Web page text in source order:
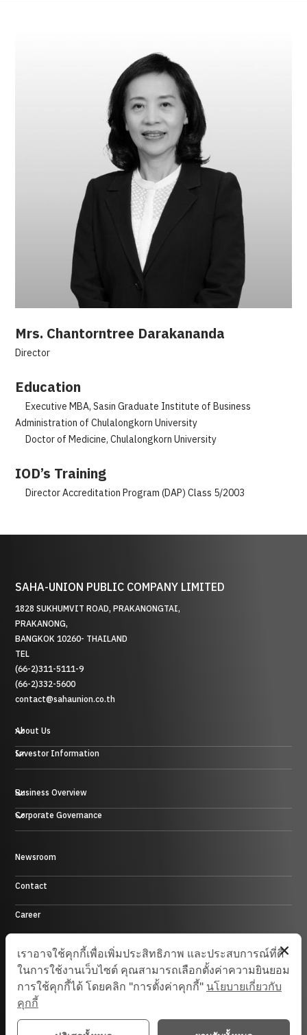
Mrs. Chantorntree Darakananda
Director
Education
Executive MBA, Sasin Graduate Institute of Business
Administration of Chulalongkorn University
Doctor of Medicine, Chulalongkorn University
IOD’s Training
Director Accreditation Program (DAP) Class 5/2003
SAHA-UNION PUBLIC COMPANY LIMITED
1828 SUKHUMVIT ROAD, PRAKANONGTAI,
PRAKANONG,
BANGKOK 10260- THAILAND
TEL
(66-2)311-5111-9
(66-2)332-5600
contact@sahaunion.co.th
About Us
Investor Information
Business Overview
Plastic, Rubber and Metal Business
Trading Business
Energy Business
Corporate Governance
Control Environment
Newsroom
Contact
Career
เราอาจใช้คุกกี้เพื่อเพิ่มประสิทธิภาพ และประสบการณ์ที่ดี
ในการใช้งานเว็บไซต์ คุณสามารถเลือกตั้งค่าความยินยอม
การใช้คุกกี้ได้ โดยคลิก "การตั้งค่าคุกกี้" นโยบายเกี่ยวกับ
คุกกี้